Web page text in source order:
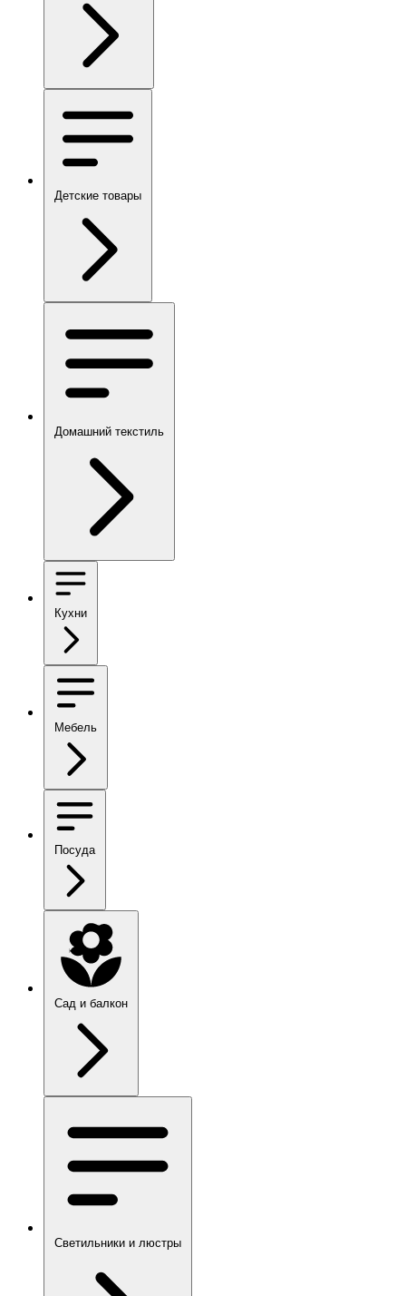
Детские товары
Домашний текстиль
Кухни
Мебель
Посуда
Сад и балкон
Светильники и люстры